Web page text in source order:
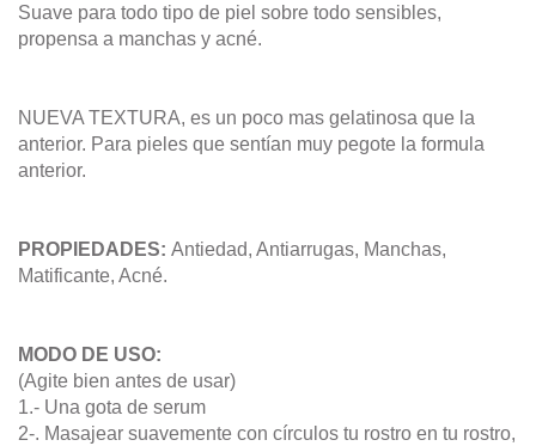
Suave para todo tipo de piel sobre todo sensibles,
propensa a manchas y acné.
NUEVA TEXTURA, es un poco mas gelatinosa que la
anterior. Para pieles que sentían muy pegote la formula
anterior.
PROPIEDADES: Antiedad, Antiarrugas, Manchas,
Matificante, Acné.
MODO DE USO:
(Agite bien antes de usar)
1.- Una gota de serum
2-. Masajear suavemente con círculos tu rostro en tu rostro,